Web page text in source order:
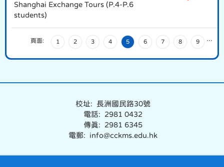
Shanghai Exchange Tours (P.4-P.6
students)
頁面: 1 2 3 4 5 6 7 8 9 …
校址: 長洲國民路30號
電話: 2981 0432
傳真: 2981 6345
電郵: info@cckms.edu.hk